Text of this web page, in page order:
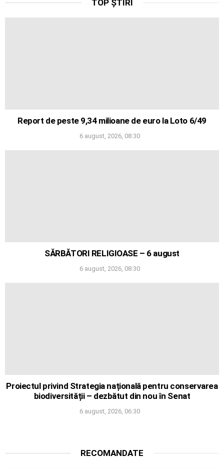
TOP ȘTIRI
Report de peste 9,34 milioane de euro la Loto 6/49
6 august, 2026, 08:30
SĂRBĂTORI RELIGIOASE – 6 august
6 august, 2026, 08:30
Proiectul privind Strategia națională pentru conservarea
biodiversității – dezbătut din nou în Senat
6 august, 2026, 06:30
RECOMANDATE